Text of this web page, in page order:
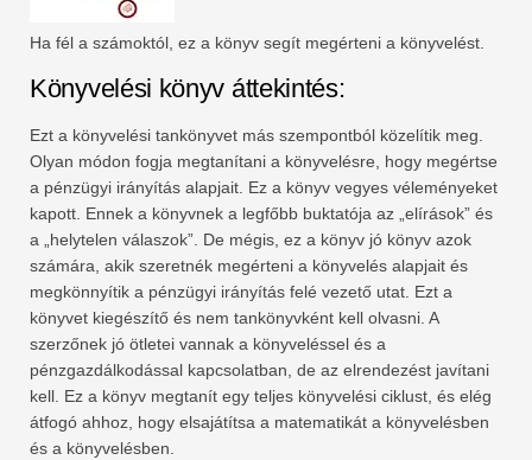
Ha fél a számoktól, ez a könyv segít megérteni a könyvelést.
Könyvelési könyv áttekintés:
Ezt a könyvelési tankönyvet más szempontból közelítik meg.
Olyan módon fogja megtanítani a könyvelésre, hogy megértse
a pénzügyi irányítás alapjait. Ez a könyv vegyes véleményeket
kapott. Ennek a könyvnek a legfőbb buktatója az „elírások” és
a „helytelen válaszok”. De mégis, ez a könyv jó könyv azok
számára, akik szeretnék megérteni a könyvelés alapjait és
megkönnyítik a pénzügyi irányítás felé vezető utat. Ezt a
könyvet kiegészítő és nem tankönyvként kell olvasni. A
szerzőnek jó ötletei vannak a könyveléssel és a
pénzgazdálkodással kapcsolatban, de az elrendezést javítani
kell. Ez a könyv megtanít egy teljes könyvelési ciklust, és elég
átfogó ahhoz, hogy elsajátítsa a matematikát a könyvelésben
és a könyvelésben.